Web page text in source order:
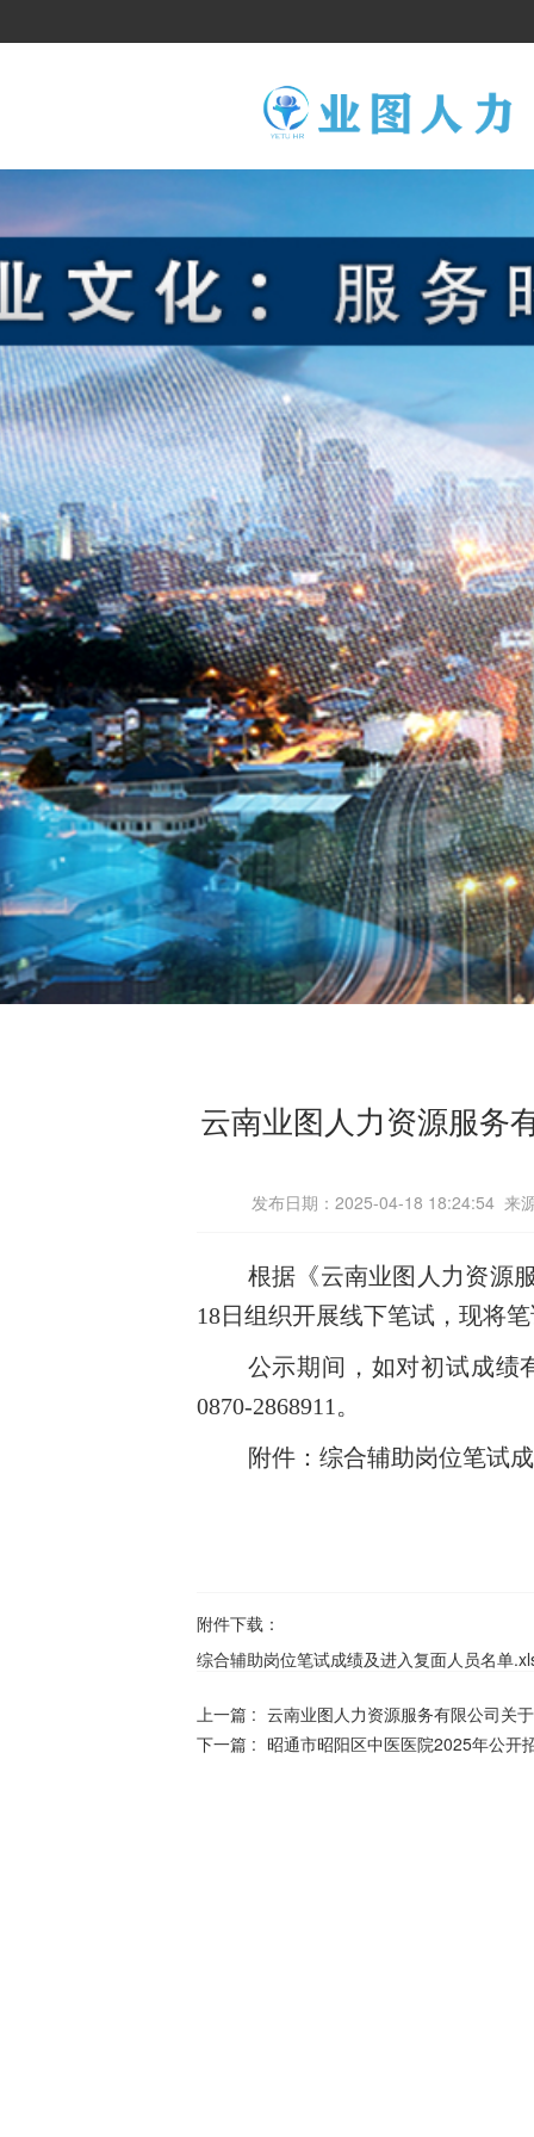
云南业图人力资源服务
发布日期：2025-04-18 18:24:54 来
根据《云南业图人力资源
18日组织开展线下笔试，现将
公示期间，如对初试成绩
0870-2868911 。
附件：综合辅助岗位笔试
附件下载：
综合辅助岗位笔试成绩及进入复面人员名单
上一篇 : 云南业图人力资源服务有限公司关
下一篇 : 昭通市昭阳区中医医院2025年公开